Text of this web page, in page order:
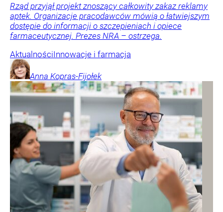
Rząd przyjął projekt znoszący całkowity zakaz reklamy
aptek. Organizacje pracodawców mówią o łatwiejszym
dostępie do informacji o szczepieniach i opiece
farmaceutycznej. Prezes NRA – ostrzega.
AktualnościInnowacje i farmacja
Anna Kopras-Fijołek